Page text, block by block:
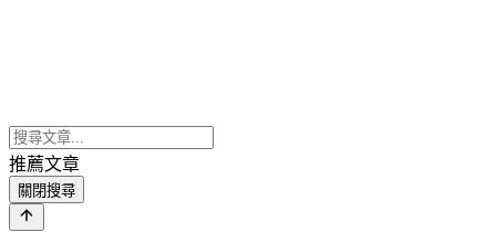
推薦文章
關閉搜尋